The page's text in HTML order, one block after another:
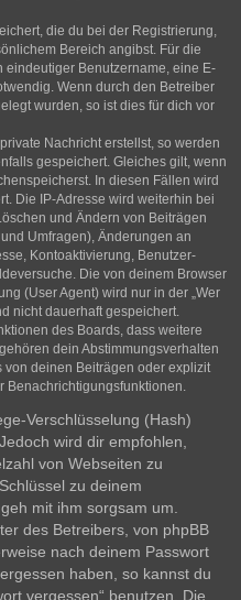
die du bei der Registrierung,
Bereich angibst. Für die
eindeutiger Benutzername, eine E-
Wenn durch den Betreiber
wurden, so ist dies für dich vor
Nachricht erstellst, so werden
gespeichert. Gleiches gilt, wenn
In diesen Fällen wird
Die IP-Adresse wird weiterhin bei
und Ändern von Beiträgen
Umfragen), Änderungen an
Kontoaktivierung, Benutzer-
Die von deinem Browser
(User Agent) wird nur in der „Wer
nicht dauerhaft gespeichert.
des Boards, dass weitere
dein Abstimmungsverhalten
von deinen Beiträgen oder explizit
Benachrichtigungsfunktionen.
Verschlüsselung (Hash)
wird dir empfohlen,
von Webseiten zu
zu deinem
mit ihm sorgsam um.
des Betreibers, von phpBB
nach deinem Passwort
haben, so kannst du
vergessen“ benutzen. Die